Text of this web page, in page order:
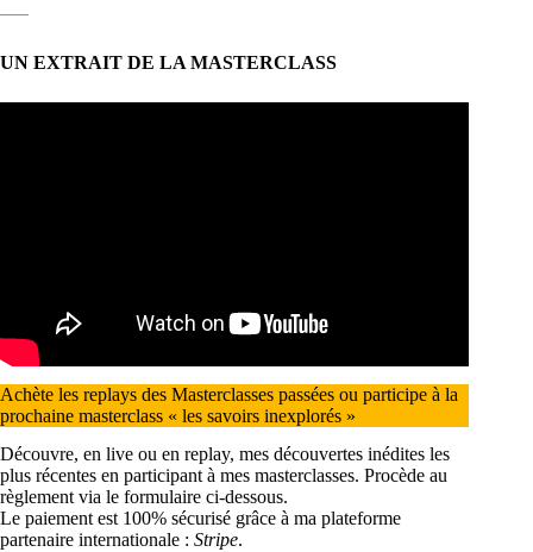
—–
UN EXTRAIT DE LA MASTERCLASS
Achète les replays des Masterclasses passées ou participe à la
prochaine masterclass « les savoirs inexplorés »
Découvre, en live ou en replay, mes découvertes inédites les
plus récentes en participant à mes masterclasses. Procède au
règlement via le formulaire ci-dessous.
Le paiement est 100% sécurisé grâce à ma plateforme
partenaire internationale : Stripe.